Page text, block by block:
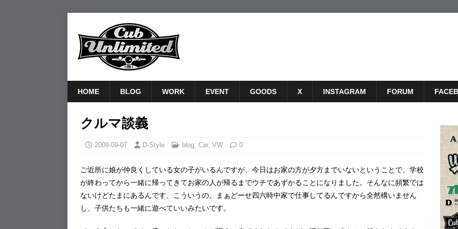
HOME BLOG WORK EVENT GOODS X INSTAGRAM FORUM
クルマ談義
2009-09-07 D-Style blog, Car, VW 0
ご近所に娘が仲良くしている女の子がいるんですが、今日はお家の方が夕方までいないということで、学校
が終わってから一緒に帰ってきてお家の人が帰るまでウチであずかることになりました。そんなに頻繁では
ないけどたまにあるんです、こういうの。まぁどーせ四六時中家で仕事してるんですから全然構いません
し、子供たちも一緒に遊べていいみたいです。